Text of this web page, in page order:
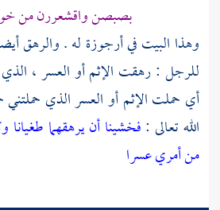
بصبصن واقشعررن من
وهذا البيت في أرجوزة له . والرهق
للرجل : رهقت الإثم أو العسر ،
أي حملت الإثم أو العسر الذي
الله تعالى :فخشينا أن يرهقهما طغيانا
من أمري عسرا